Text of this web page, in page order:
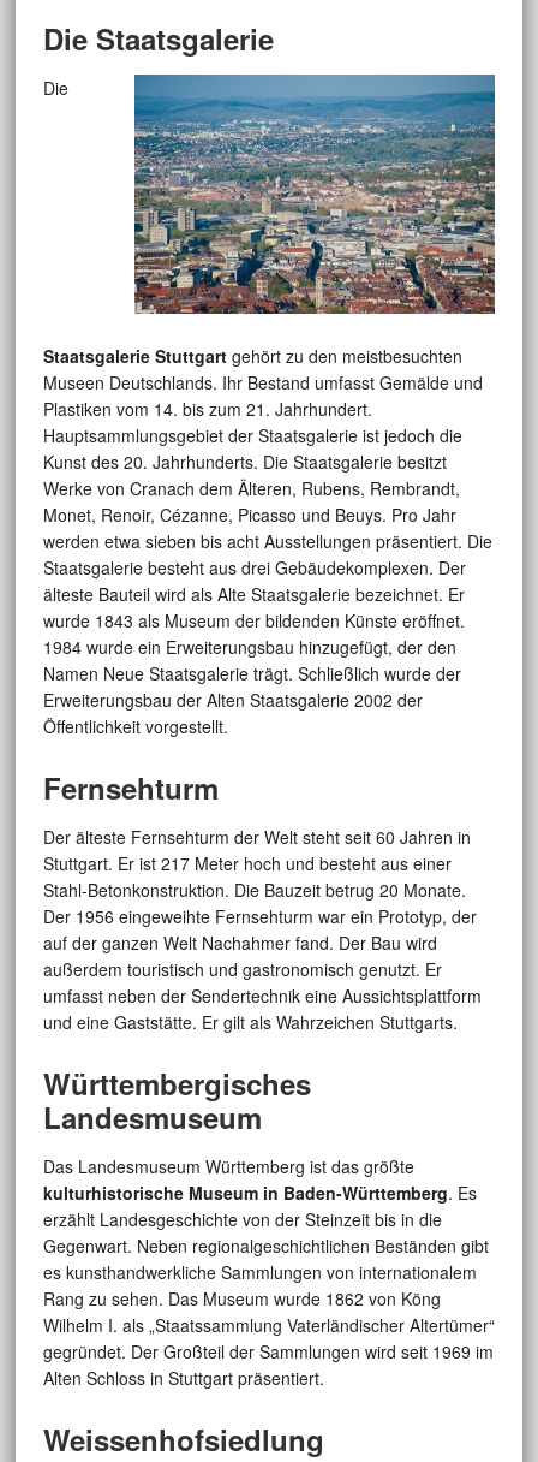
Die Staatsgalerie
Die
Staatsgalerie Stuttgartgehört zu den meistbesuchten
Museen Deutschlands. Ihr Bestand umfasst Gemälde und
Plastiken vom 14. bis zum 21. Jahrhundert.
Hauptsammlungsgebiet der Staatsgalerie ist jedoch die
Kunst des 20. Jahrhunderts. Die Staatsgalerie besitzt
Werke von Cranach dem Älteren, Rubens, Rembrandt,
Monet, Renoir, Cézanne, Picasso und Beuys. Pro Jahr
werden etwa sieben bis acht Ausstellungen präsentiert. Die
Staatsgalerie besteht aus drei Gebäudekomplexen. Der
älteste Bauteil wird als Alte Staatsgalerie bezeichnet. Er
wurde 1843 als Museum der bildenden Künste eröffnet.
1984 wurde ein Erweiterungsbau hinzugefügt, der den
Namen Neue Staatsgalerie trägt. Schließlich wurde der
Erweiterungsbau der Alten Staatsgalerie 2002 der
Öffentlichkeit vorgestellt.
Fernsehturm
Der älteste Fernsehturm der Welt steht seit 60 Jahren in
Stuttgart. Er ist 217 Meter hoch und besteht aus einer
Stahl-Betonkonstruktion. Die Bauzeit betrug 20 Monate.
Der 1956 eingeweihte Fernsehturm war ein Prototyp, der
auf der ganzen Welt Nachahmer fand. Der Bau wird
außerdem touristisch und gastronomisch genutzt. Er
umfasst neben der Sendertechnik eine Aussichtsplattform
und eine Gaststätte. Er gilt als Wahrzeichen Stuttgarts.
Württembergisches
Landesmuseum
Das Landesmuseum Württemberg ist das größte
kulturhistorische Museum in Baden-Württemberg. Es
erzählt Landesgeschichte von der Steinzeit bis in die
Gegenwart. Neben regionalgeschichtlichen Beständen gibt
es kunsthandwerkliche Sammlungen von internationalem
Rang zu sehen. Das Museum wurde 1862 von Köng
Wilhelm I. als „Staatssammlung Vaterländischer Altertümer“
gegründet. Der Großteil der Sammlungen wird seit 1969 im
Alten Schloss in Stuttgart präsentiert.
Weissenhofsiedlung